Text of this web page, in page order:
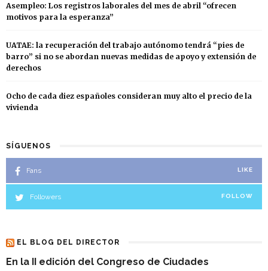
Asempleo: Los registros laborales del mes de abril “ofrecen
motivos para la esperanza”
UATAE: la recuperación del trabajo autónomo tendrá “pies de
barro” si no se abordan nuevas medidas de apoyo y extensión de
derechos
Ocho de cada diez españoles consideran muy alto el precio de la
vivienda
SÍGUENOS
Fans LIKE
Followers FOLLOW
EL BLOG DEL DIRECTOR
En la II edición del Congreso de Ciudades